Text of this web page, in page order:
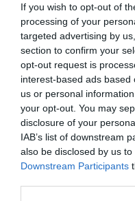
If you wish to opt-out of
processing of your
targeted advertising by
section to confirm your
opt-out request is
interest-based ads
us or personal
your opt-out. You may
disclosure of your
IAB’s list of downstream
also be disclosed by us
Downstream Participants
Perfils
Quan és preguntat
de The Vaults
mena de perfils que
com ara rellotges,
sí, tots tenen una
paranoics. Tots